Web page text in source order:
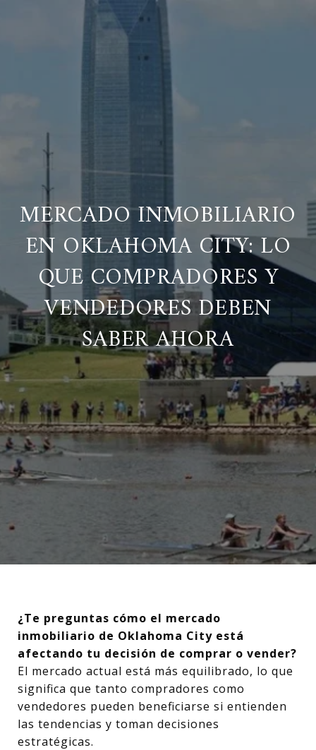
MERCADO INMOBILIARIO
EN OKLAHOMA CITY: LO
QUE COMPRADORES Y
VENDEDORES DEBEN
SABER AHORA
¿Te preguntas cómo el mercado
inmobiliario de Oklahoma City está
afectando tu decisión de comprar o vender?
El mercado actual está más equilibrado, lo que
significa que tanto compradores como
vendedores pueden beneficiarse si entienden
las tendencias y toman decisiones
estratégicas.